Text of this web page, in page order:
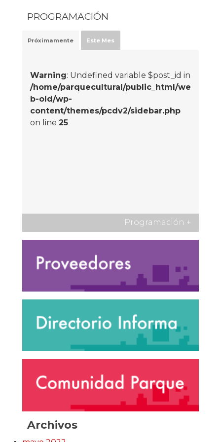
PROGRAMACIÓN
Próximamente Este Mes
Warning: Undefined variable $post_id in
/home/parquecultural/public_html/we
b-old/wp-
content/themes/pcdv2/sidebar.php
on line 25
Programación +
Archivos